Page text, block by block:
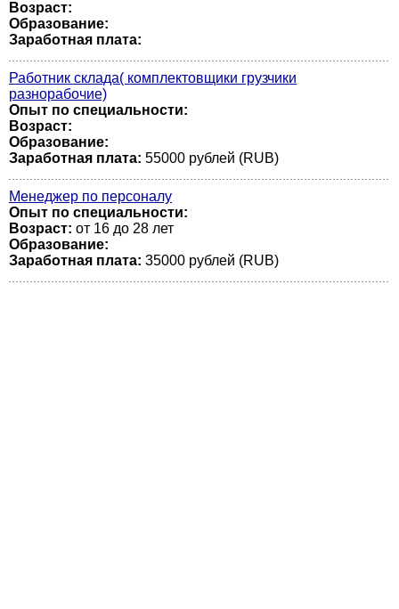
Возраст:
Образование:
Заработная плата:
Работник склада( комплектовщики грузчики
разнорабочие)
Опыт по специальности:
Возраст:
Образование:
Заработная плата: 55000 рублей (RUB)
Менеджер по персоналу
Опыт по специальности:
Возраст: от 16 до 28 лет
Образование:
Заработная плата: 35000 рублей (RUB)